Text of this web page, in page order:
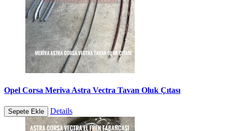
Opel Corsa Meriva Astra Vectra Tavan Oluk Çıtası
Sepete Ekle Details